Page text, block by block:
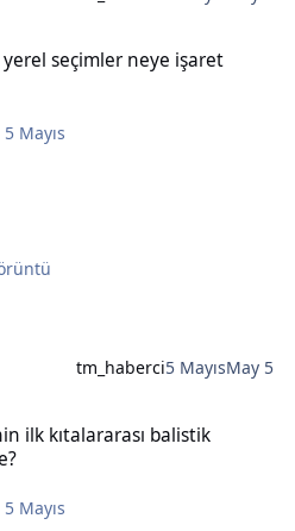
seçimler neye işaret
5 Mayıs
tm_haberci5 MayısMay 5
ilk kıtalararası balistik
5 Mayıs